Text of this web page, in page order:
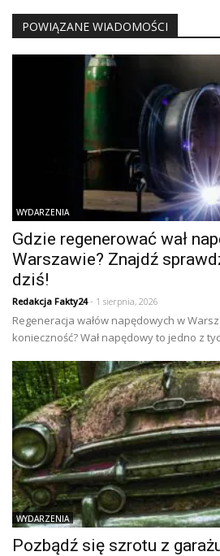
POWIĄZANE WIADOMOŚCI
WYDARZENIA
Gdzie regenerować wał
Warszawie? Znajdź
dziś!
Redakcja Fakty24- 1 sierpnia, 2026
Regeneracja wałów napędowych w
konieczność? Wał napędowy to jedno z
WYDARZENIA
Pozbądź się szrotu z